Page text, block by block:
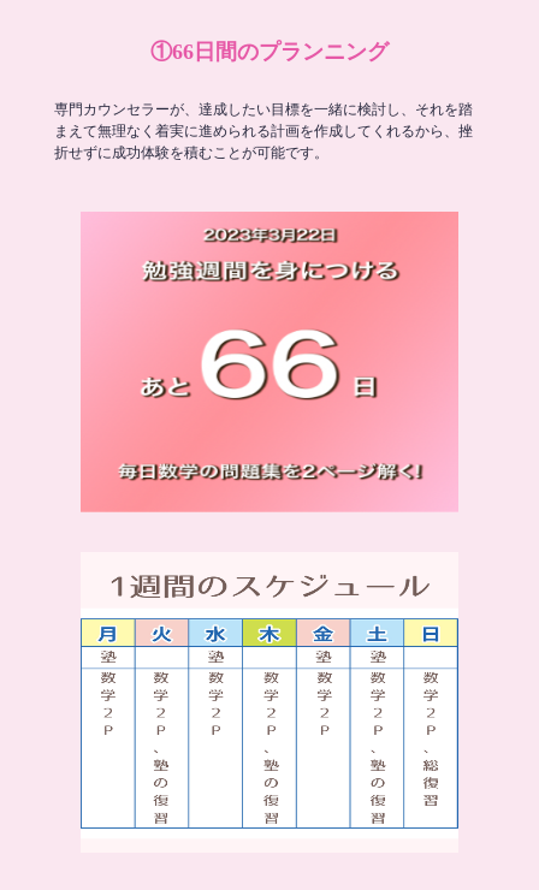
①66日間のプランニング
専門カウンセラーが、達成したい目標を一緒に検討し、それを踏
まえて無理なく着実に進められる計画を作成してくれるから、挫
折せずに成功体験を積むことが可能です。